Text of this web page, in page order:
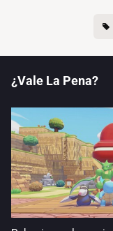
¿Vale La Pena?